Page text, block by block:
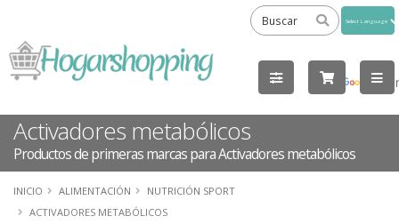
by
Activadores metabólicos
Productos de primeras marcas para Activadores metabólicos
INICIO ALIMENTACIÓN
NUTRICIÓN SPORT
ACTIVADORES METABÓLICOS